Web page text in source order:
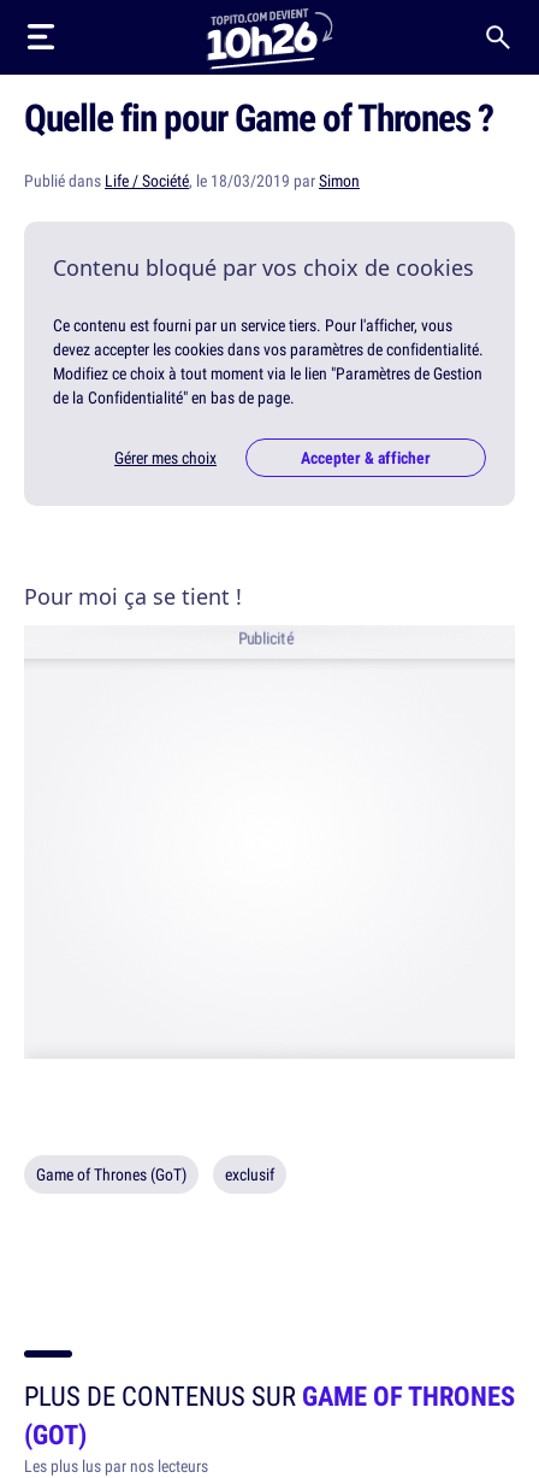
Quelle fin pour Game of Thrones ?
Publié dans Life / Société, le 18/03/2019 parSimon
Contenu bloqué par vos choix de cookies
Ce contenu est fourni par un service tiers. Pour l'afficher, vous
devez accepter les cookies dans vos paramètres de confidentialité.
Modifiez ce choix à tout moment via le lien "Paramètres de Gestion
de la Confidentialité" en bas de page.
Gérer mes choix Accepter & afficher
Pour moi ça se tient !
Publicité
Game of Thrones (GoT) exclusif
PLUS DE CONTENUS SURGAME OF THRONES
(GOT)
Les plus lus par nos lecteurs